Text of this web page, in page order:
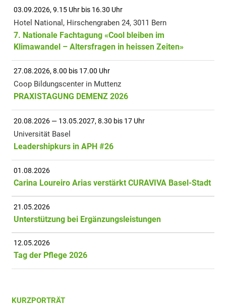
03.09.2026, 9.15 Uhr bis 16.30 Uhr
Hotel National, Hirschengraben 24, 3011 Bern
7. Nationale Fachtagung «Cool bleiben im
Klimawandel – Altersfragen in heissen Zeiten»
27.08.2026, 8.00 bis 17.00 Uhr
Coop Bildungscenter in Muttenz
PRAXISTAGUNG DEMENZ 2026
20.08.2026 — 13.05.2027, 8.30 bis 17 Uhr
Universität Basel
Leadershipkurs in APH #26
01.08.2026
Carina Loureiro Arias verstärkt CURAVIVA Basel-Stadt
21.05.2026
Unterstützung bei Ergänzungsleistungen
12.05.2026
Tag der Pflege 2026
KURZPORTRÄT